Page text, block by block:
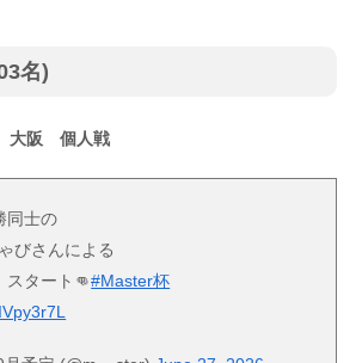
名)
大阪 個人戦
同士の
びさんによる
スタート👊#Master杯